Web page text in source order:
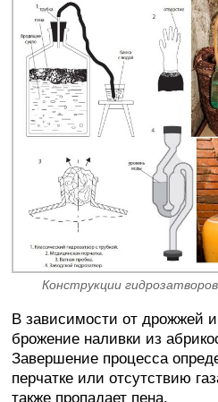
Конструкции
В зависимости от дрожжей
брожение наливки из
Завершение процесса
перчатке или отсутствию
также пропадает пена.